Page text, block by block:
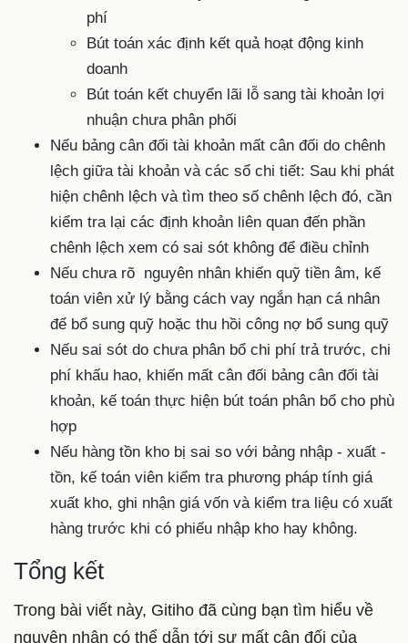
phí
Bút toán xác định kết quả hoạt động kinh
doanh
Bút toán kết chuyển lãi lỗ sang tài khoản lợi
nhuận chưa phân phối
Nếu bảng cân đối tài khoản mất cân đối do chênh
lệch giữa tài khoản và các sổ chi tiết: Sau khi phát
hiện chênh lệch và tìm theo số chênh lệch đó, cần
kiểm tra lại các định khoản liên quan đến phần
chênh lệch xem có sai sót không để điều chỉnh
Nếu chưa rõ nguyên nhân khiến quỹ tiền âm, kế
toán viên xử lý bằng cách vay ngắn hạn cá nhân
để bổ sung quỹ hoặc thu hồi công nợ bổ sung quỹ
Nếu sai sót do chưa phân bổ chi phí trả trước, chi
phí khấu hao, khiến mất cân đối bảng cân đối tài
khoản, kế toán thực hiện bút toán phân bổ cho phù
hợp
Nếu hàng tồn kho bị sai so với bảng nhập - xuất -
tồn, kế toán viên kiểm tra phương pháp tính giá
xuất kho, ghi nhận giá vốn và kiểm tra liệu có xuất
hàng trước khi có phiếu nhập kho hay không.
Tổng kết
Trong bài viết này, Gitiho đã cùng bạn tìm hiểu về
nguyên nhân có thể dẫn tới sự mất cân đối của